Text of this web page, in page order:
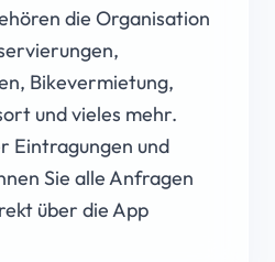
die Organisation
Bikevermietung,
und vieles mehr.
Eintragungen und
Sie alle Anfragen
über die App